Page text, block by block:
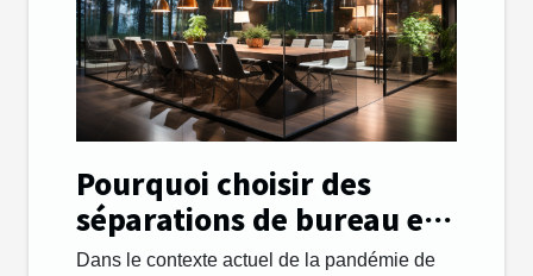
Pourquoi choisir des
séparations de bureau en
plexiglass ?
Dans le contexte actuel de la pandémie de